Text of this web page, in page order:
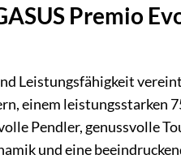
Premio
Leistungsfähigkeit
einem
Pendler, genussvolle
und eine